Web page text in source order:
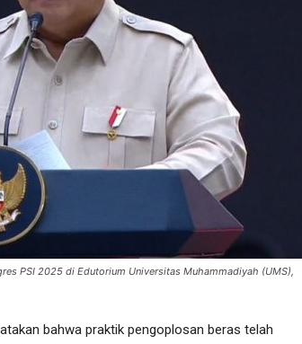
PSI 2025 di Edutorium Universitas Muhammadiyah (UMS),
bahwa praktik pengoplosan beras telah